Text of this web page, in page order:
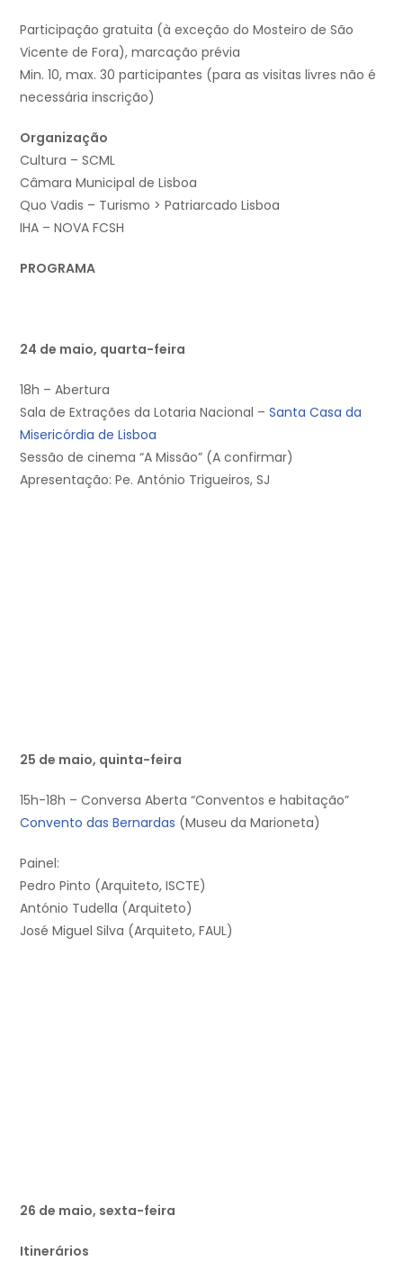
Participação gratuita (à exceção do Mosteiro de São
Vicente de Fora), marcação prévia
Min. 10, max. 30 participantes (para as visitas livres não é
necessária inscrição)
Organização
Cultura – SCML
Câmara Municipal de Lisboa
Quo Vadis – Turismo > Patriarcado Lisboa
IHA – NOVA FCSH
PROGRAMA
24 de maio, quarta-feira
18h – Abertura
Sala de Extrações da Lotaria Nacional – Santa Casa da
Misericórdia de Lisboa
Sessão de cinema “A Missão” (A confirmar)
Apresentação: Pe. António Trigueiros, SJ
25 de maio, quinta-feira
15h-18h – Conversa Aberta “Conventos e habitação”
Convento das Bernardas (Museu da Marioneta)
Painel:
Pedro Pinto (Arquiteto, ISCTE)
António Tudella (Arquiteto)
José Miguel Silva (Arquiteto, FAUL)
26 de maio, sexta-feira
Itinerários